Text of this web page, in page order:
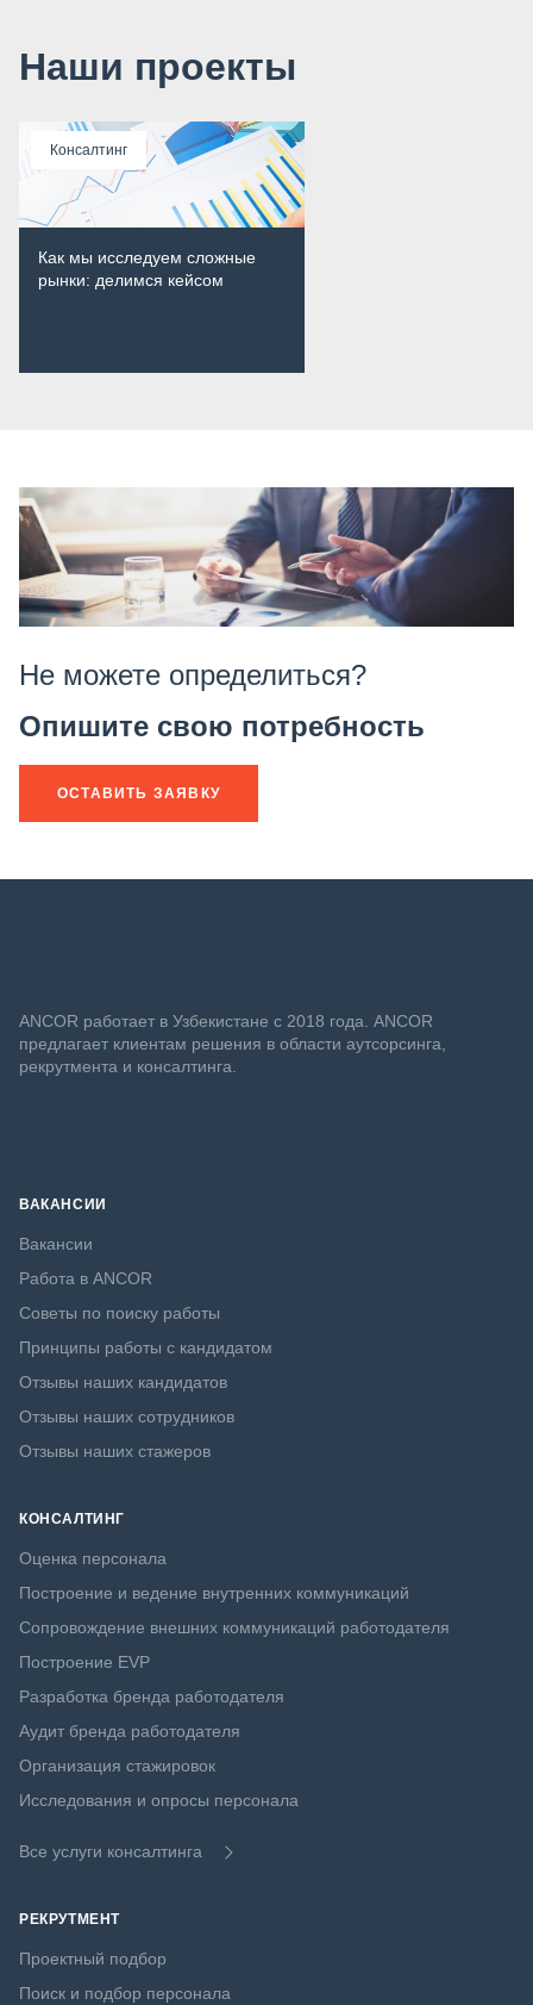
Наши проекты
Консалтинг
Как мы исследуем сложные
рынки: делимся кейсом
Не можете определиться?
Опишите свою потребность
ОСТАВИТЬ ЗАЯВКУ
ANСOR работает в Узбекистане с 2018 года. ANCOR
предлагает клиентам решения в области аутсорсинга,
рекрутмента и консалтинга.
ВАКАНСИИ
Вакансии
Работа в ANCOR
Советы по поиску работы
Принципы работы с кандидатом
Отзывы наших кандидатов
Отзывы наших сотрудников
Отзывы наших стажеров
КОНСАЛТИНГ
Оценка персонала
Построение и ведение внутренних коммуникаций
Сопровождение внешних коммуникаций работодателя
Построение EVP
Разработка бренда работодателя
Аудит бренда работодателя
Организация стажировок
Исследования и опросы персонала
Все услуги консалтинга
РЕКРУТМЕНТ
Проектный подбор
Поиск и подбор персонала